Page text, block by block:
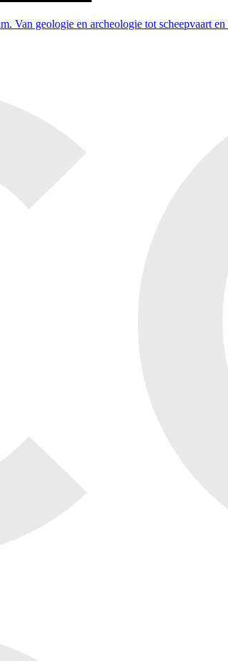
Van geologie en archeologie tot scheepvaart